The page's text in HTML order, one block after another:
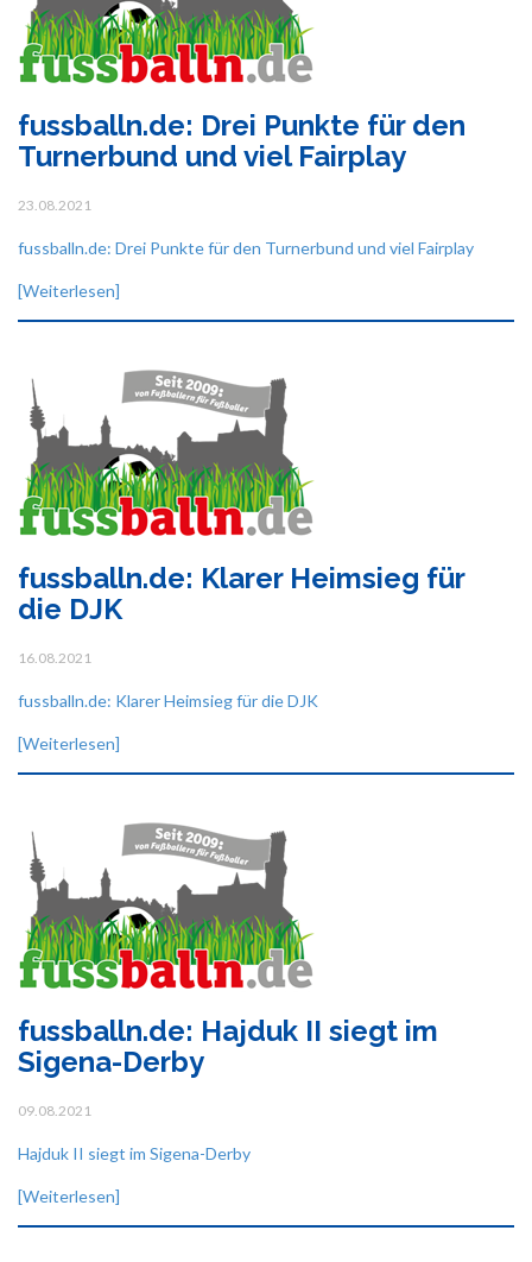
fussballn.de: Drei Punkte für den
Turnerbund und viel Fairplay
23.08.2021
fussballn.de: Drei Punkte für den Turnerbund und viel Fairplay
[Weiterlesen]
fussballn.de: Klarer Heimsieg für
die DJK
16.08.2021
fussballn.de: Klarer Heimsieg für die DJK
[Weiterlesen]
fussballn.de: Hajduk II siegt im
Sigena-Derby
09.08.2021
Hajduk II siegt im Sigena-Derby
[Weiterlesen]